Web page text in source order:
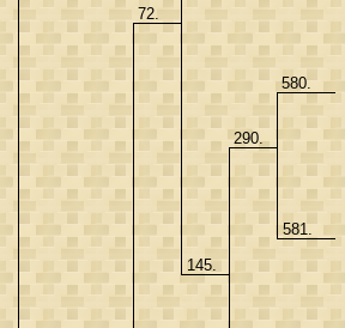
72.
145.
290.
580.
581.